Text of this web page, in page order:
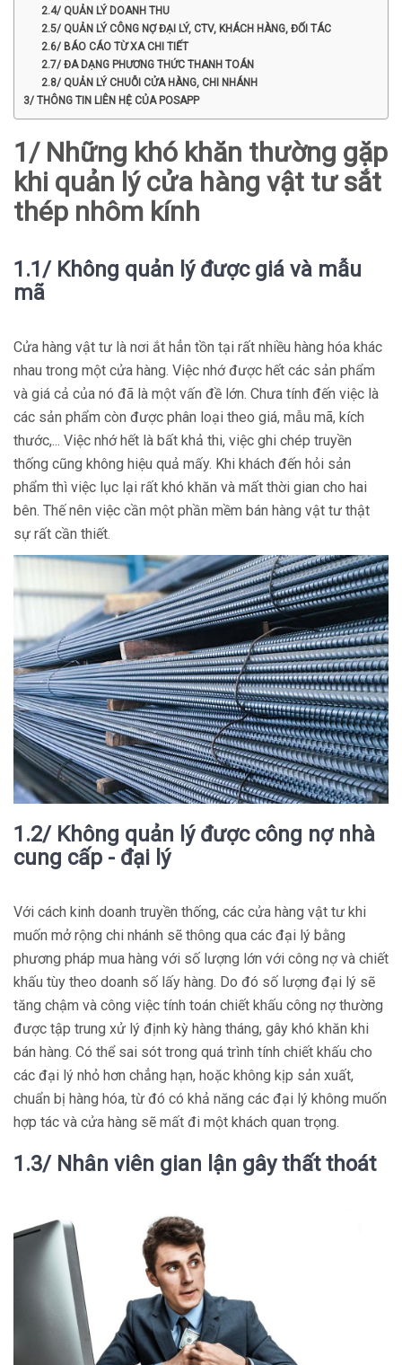
2.4/ QUẢN LÝ DOANH THU
2.5/ QUẢN LÝ CÔNG NỢ ĐẠI LÝ, CTV, KHÁCH HÀNG, ĐỐI TÁC
2.6/ BÁO CÁO TỪ XA CHI TIẾT
2.7/ ĐA DẠNG PHƯƠNG THỨC THANH TOÁN
2.8/ QUẢN LÝ CHUỖI CỬA HÀNG, CHI NHÁNH
3/ THÔNG TIN LIÊN HỆ CỦA POSAPP
1/ Những khó khăn thường gặp
khi quản lý cửa hàng vật tư sắt
thép nhôm kính
1.1/ Không quản lý được giá và mẫu
mã
Cửa hàng vật tư là nơi ắt hẳn tồn tại rất nhiều hàng hóa khác
nhau trong một cửa hàng. Việc nhớ được hết các sản phẩm
và giá cả của nó đã là một vấn đề lớn. Chưa tính đến việc là
các sản phẩm còn được phân loại theo giá, mẫu mã, kích
thước,... Việc nhớ hết là bất khả thi, việc ghi chép truyền
thống cũng không hiệu quả mấy. Khi khách đến hỏi sản
phẩm thì việc lục lại rất khó khăn và mất thời gian cho hai
bên. Thế nên việc cần một phần mềm bán hàng vật tư thật
sự rất cần thiết.
1.2/ Không quản lý được công nợ nhà
cung cấp - đại lý
Với cách kinh doanh truyền thống, các cửa hàng vật tư khi
muốn mở rộng chi nhánh sẽ thông qua các đại lý bằng
phương pháp mua hàng với số lượng lớn với công nợ và chiết
khấu tùy theo doanh số lấy hàng. Do đó số lượng đại lý sẽ
tăng chậm và công việc tính toán chiết khấu công nợ thường
được tập trung xử lý định kỳ hàng tháng, gây khó khăn khi
bán hàng. Có thể sai sót trong quá trình tính chiết khấu cho
các đại lý nhỏ hơn chẳng hạn, hoặc không kịp sản xuất,
chuẩn bị hàng hóa, từ đó có khả năng các đại lý không muốn
hợp tác và cửa hàng sẽ mất đi một khách quan trọng.
1.3/ Nhân viên gian lận gây thất thoát